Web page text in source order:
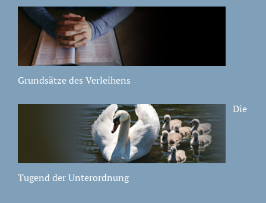
Grundsätze des Verleihens
Die
Tugend der Unterordnung